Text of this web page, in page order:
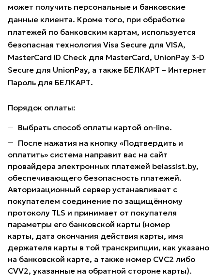
может получить персональные и банковские
данные клиента. Кроме того, при обработке
платежей по банковским картам, используется
безопасная технология Visa Secure для VISA,
MasterCard ID Check для MasterCard, UnionPay 3-D
Secure для UnionPay, а также БЕЛКАРТ – Интернет
Пароль для БЕЛКАРТ.
Порядок оплаты:
Выбрать способ оплаты картой on-line.
После нажатия на кнопку «Подтвердить и
оплатить» система направит вас на сайт
провайдера электронных платежей belassist.by,
обеспечивающего безопасность платежей.
Авторизационный сервер устанавливает с
покупателем соединение по защищённому
протоколу TLS и принимает от покупателя
параметры его банковской карты (номер
карты, дата окончания действия карты, имя
держателя карты в той транскрипции, как указано
на банковской карте, а также номер CVC2 либо
CVV2, указанные на обратной стороне карты).